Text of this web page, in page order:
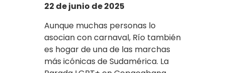
22 de junio de 2025
Aunque muchas personas lo
asocian con carnaval, Río también
es hogar de una de las marchas
más icónicas de Sudamérica. La